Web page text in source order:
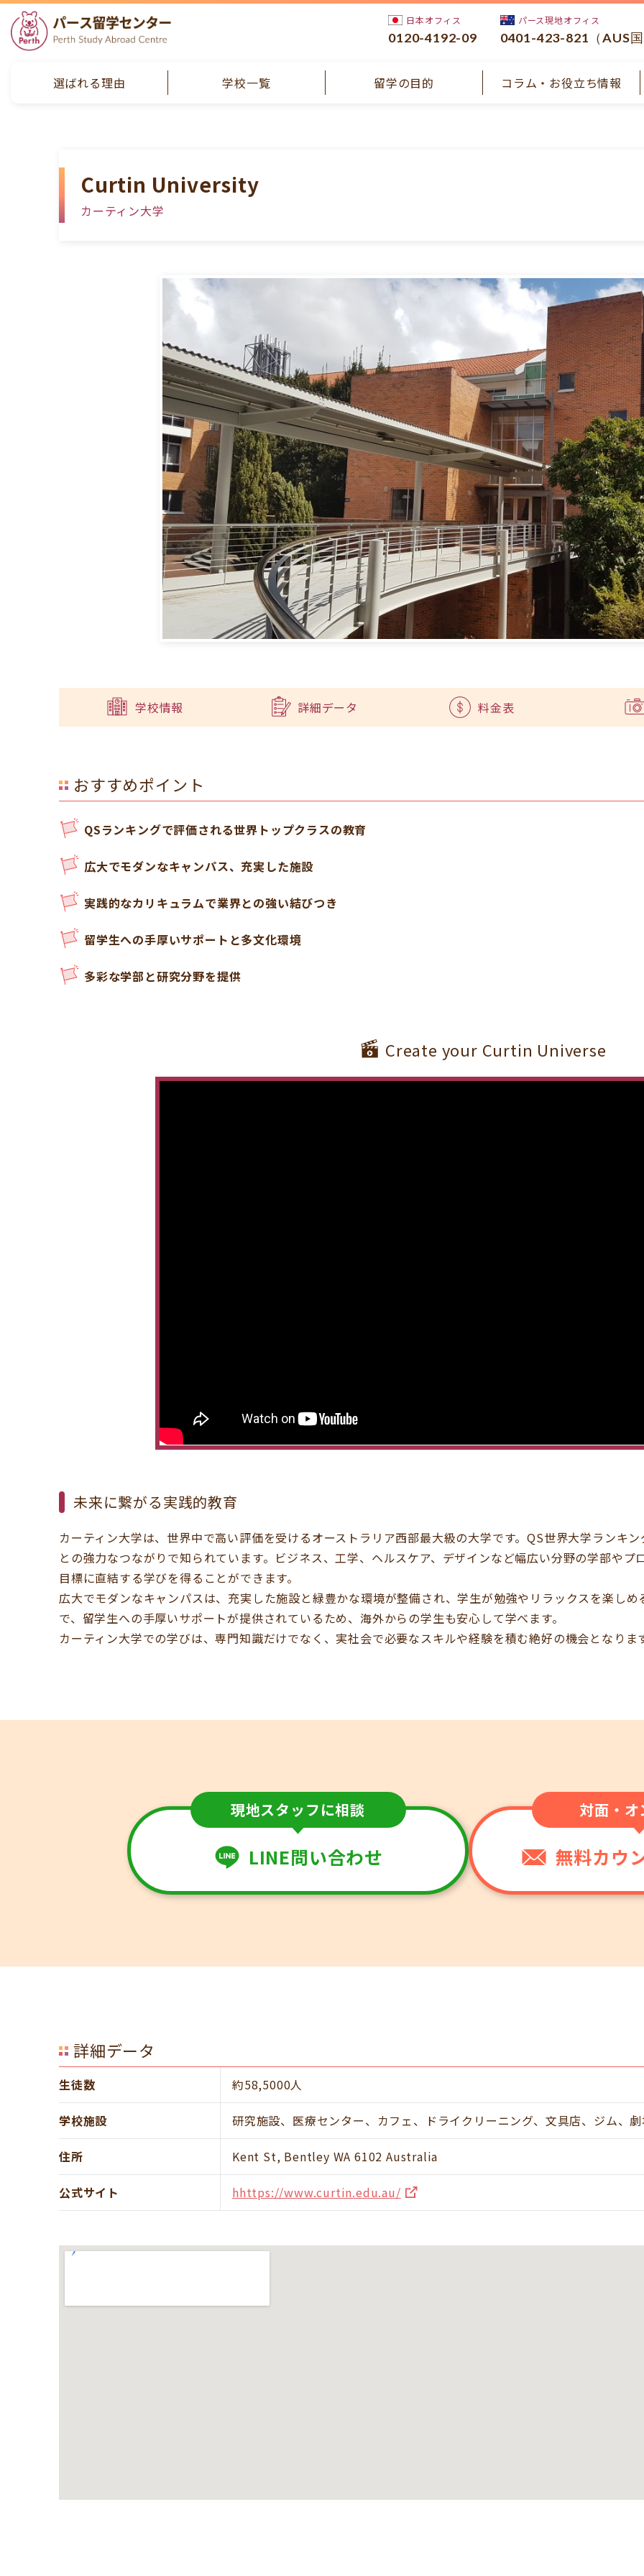
日本オフィス
0120-4192-09
パース現地オフィス
0401-423-821（AUS
選ばれる理由 学校一覧 留学の目的 コラム・お役立ち情報
Curtin University
カーティン大学
学校情報 詳細データ 料金表
おすすめポイント
QSランキングで評価される世界トップクラスの教育
広大でモダンなキャンパス、充実した施設
実践的なカリキュラムで業界との強い結びつき
留学生への手厚いサポートと多文化環境
多彩な学部と研究分野を提供
Create your Curtin Universe
未来に繋がる実践的教育
カーティン大学は、世界中で高い評価を受けるオーストラリア西部最大級の大学です。QS世界大学ランキ
との強力なつながりで知られています。ビジネス、工学、ヘルスケア、デザインなど幅広い分野の学部や
目標に直結する学びを得ることができます。
広大でモダンなキャンパスは、充実した施設と緑豊かな環境が整備され、学生が勉強やリラックスを楽し
で、留学生への手厚いサポートが提供されているため、海外からの学生も安心して学べます。
カーティン大学での学びは、専門知識だけでなく、実社会で必要なスキルや経験を積む絶好の機会となりま
現地スタッフに相談
LINE問い合わせ
対面・
無料カウ
詳細データ
生徒数 約58,5000人
学校施設 研究施設、医療センター、カフェ、ドライクリーニング、文具店、ジム、
住所 Kent St, Bentley WA 6102 Australia
公式サイト hhttps://www.curtin.edu.au/